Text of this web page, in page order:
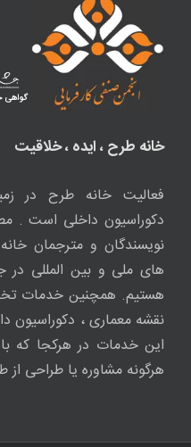
خانه طرح ، ایده ، خلاقیت
فعالیت خانه طرح در
دکوراسیون داخلی است
نویسندگان و مترجمان
های ملی و بین المللی
هستیم. همچنین خدمات
نقشه معماری ، دکوراسیون
این خدمات در هرکجا
هرگونه مشاوره یا طراحی از